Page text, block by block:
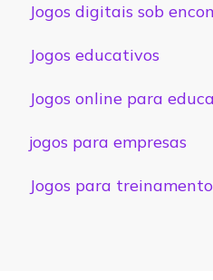
Jogos digitais sob
Jogos educativos
Jogos online para
jogos para empresas
Jogos para